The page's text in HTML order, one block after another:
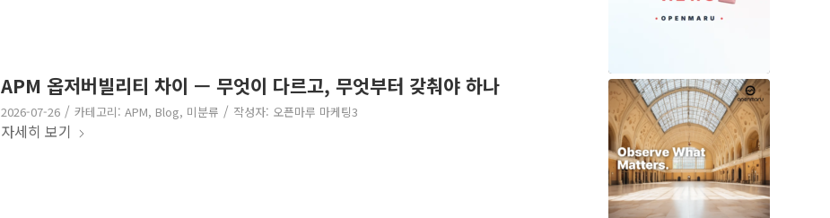
APM 옵저버빌리티 차이 — 무엇이 다르고, 무엇부터 갖춰야 하나
2026-07-26 / 카테고리: APM, Blog, 미분류 / 작성자: 오픈마루 마케팅3
자세히 보기